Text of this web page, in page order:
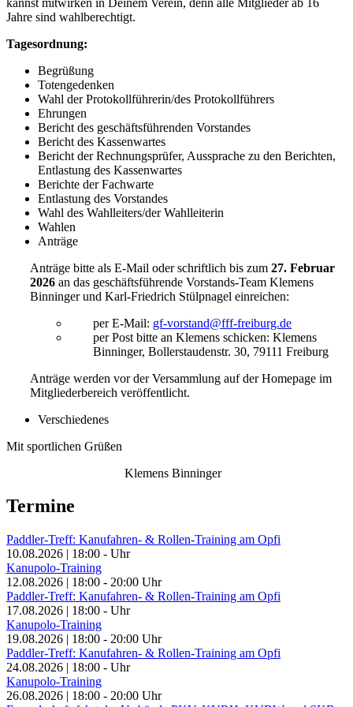
Jahre sind wahlberechtigt.
Tagesordnung:
Begrüßung
Totengedenken
Wahl der Protokollführerin/des Protokollführers
Ehrungen
Bericht des geschäftsführenden Vorstandes
Bericht des Kassenwartes
Bericht der Rechnungsprüfer, Aussprache zu den Berichten,
Entlastung des Kassenwartes
Berichte der Fachwarte
Entlastung des Vorstandes
Wahl des Wahlleiters/der Wahlleiterin
Wahlen
Anträge
Anträge bitte als E-Mail oder schriftlich bis zum 27. Februar
2026 an das geschäftsführende Vorstands-Team Klemens
Binninger und Karl-Friedrich Stülpnagel einreichen:
per E-Mail: gf-vorstand@fff-freiburg.de
per Post bitte an Klemens schicken: Klemens
Binninger, Bollerstaudenstr. 30, 79111 Freiburg
Anträge werden vor der Versammlung auf der Homepage im
Mitgliederbereich veröffentlicht.
Verschiedenes
Mit sportlichen Grüßen
Klemens Binninger
Termine
Paddler-Treff: Kanufahren- & Rollen-Training am Opfi
10.08.2026 | 18:00 - Uhr
Kanupolo-Training
12.08.2026 | 18:00 - 20:00 Uhr
Paddler-Treff: Kanufahren- & Rollen-Training am Opfi
17.08.2026 | 18:00 - Uhr
Kanupolo-Training
19.08.2026 | 18:00 - 20:00 Uhr
Paddler-Treff: Kanufahren- & Rollen-Training am Opfi
24.08.2026 | 18:00 - Uhr
Kanupolo-Training
26.08.2026 | 18:00 - 20:00 Uhr